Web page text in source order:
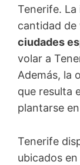
Tenerife. La
cantidad de
ciudades
volar a
Además, la
que resulta
plantarse
Tenerife
ubicados